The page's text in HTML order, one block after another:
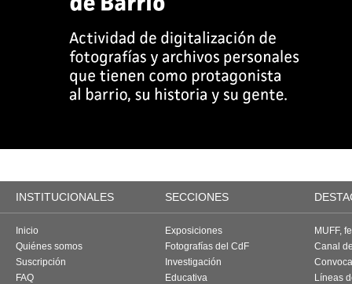
INSTITUCIONALES SECCIONES
Inicio
Quiénes somos
Suscripción
FAQ
Exposiciones
Fotografías del CdF
Investigación
Educativa
MUFF,
Canal
Líneas